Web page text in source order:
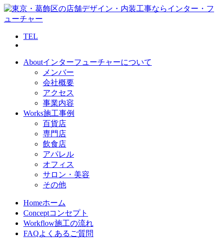
TEL
Aboutインターフューチャーについて
メンバー
会社概要
アクセス
事業内容
Works施工事例
百貨店
専門店
飲食店
アパレル
オフィス
サロン・美容
その他
Homeホーム
Conceptコンセプト
Workflow施工の流れ
FAQよくあるご質問